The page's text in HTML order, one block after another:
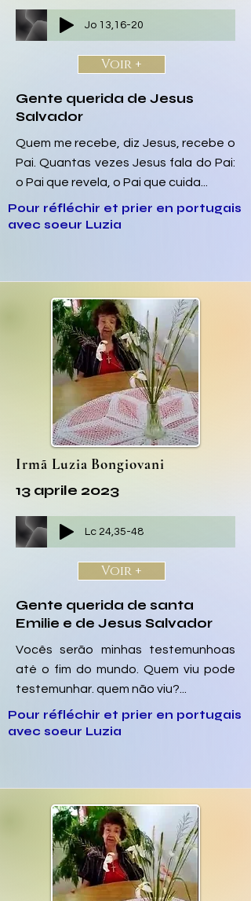
Jo 13,16-20
Voir +
Gente querida de Jesus
Salvador
Quem me recebe, diz Jesus, recebe o
Pai. Quantas vezes Jesus fala do Pai:
o Pai que revela, o Pai que cuida...
Pour réfléchir et prier en portugais
avec soeur Luzia
Irmã Luzia Bongiovani
13 aprile 2023
Lc 24,35-48
Voir +
Gente querida de santa
Emilie e de Jesus Salvador
Vocês serão minhas testemunhoas
até o fim do mundo. Quem viu pode
testemunhar. quem não viu?...
Pour réfléchir et prier en portugais
avec soeur Luzia